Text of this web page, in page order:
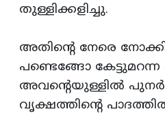
തുള്ളിക്കളിച്ചു.
അതിന്റെ നേരെ
പണ്ടെങ്ങോ കേട്ടുമറന്ന
അവന്റെയുള്ളില്‍
വൃക്ഷത്തിന്റെ